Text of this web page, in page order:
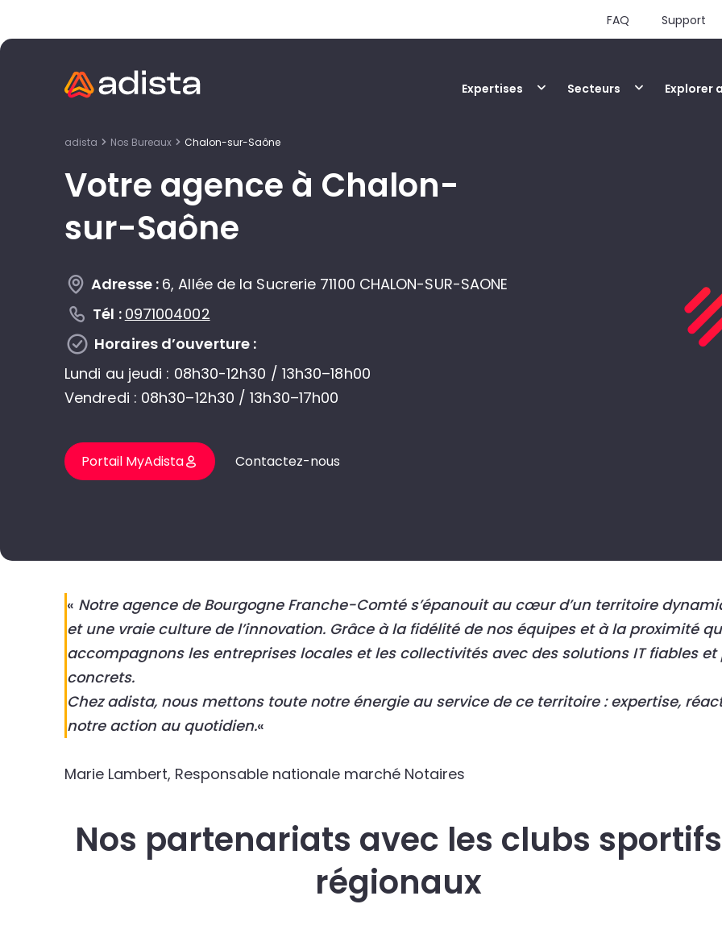
FAQ Support
Expertises Secteurs Explorer
adista Nos Bureaux Chalon-sur-Saône
Votre agence à Chalon-
sur-Saône
Adresse : 6, Allée de la Sucrerie 71100 CHALON-SUR-SAONE
Tél : 0971004002
Horaires d’ouverture :
Lundi au jeudi : 08h30-12h30 / 13h30–18h00
Vendredi : 08h30–12h30 / 13h30–17h00
Portail MyAdista Contactez-nous
« Notre agence de Bourgogne Franche-Comté s’épanouit au cœur d’un territoire
et une vraie culture de l’innovation. Grâce à la fidélité de nos équipes et à la proximité
accompagnons les entreprises locales et les collectivités avec des solutions IT fiables
concrets.
Chez adista, nous mettons toute notre énergie au service de ce territoire : expertise,
notre action au quotidien.«
Marie Lambert, Responsable nationale marché Notaires
Nos partenariats avec les clubs sportifs
régionaux